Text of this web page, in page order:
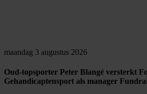
maandag 3 augustus 2026
Oud-topsporter Peter Blangé versterkt
Gehandicaptensport als manager